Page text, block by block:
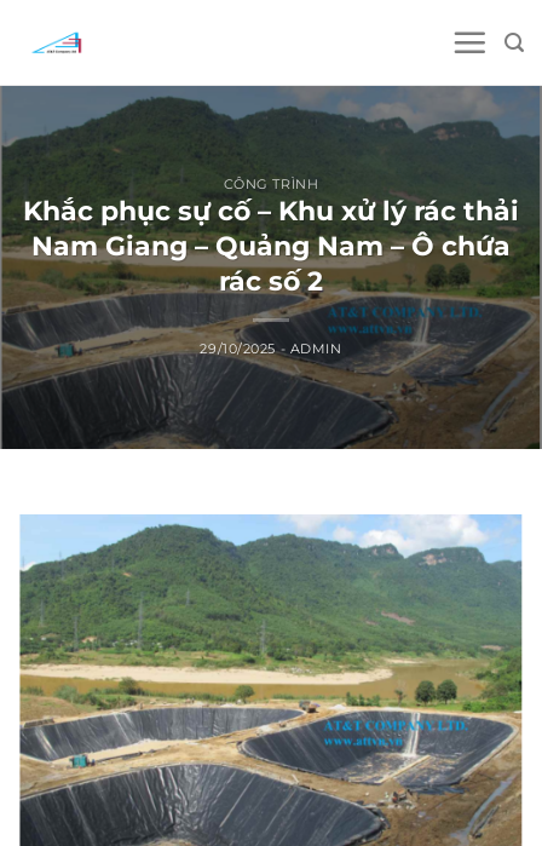
CÔNG TRÌNH
Khắc phục sự cố – Khu xử lý rác thải
Nam Giang – Quảng Nam – Ô chứa
rác số 2
29/10/2025- ADMIN